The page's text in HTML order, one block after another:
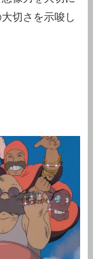
切さを示唆し